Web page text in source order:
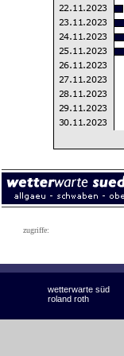
zugriffe:
wetterwarte süd
roland roth